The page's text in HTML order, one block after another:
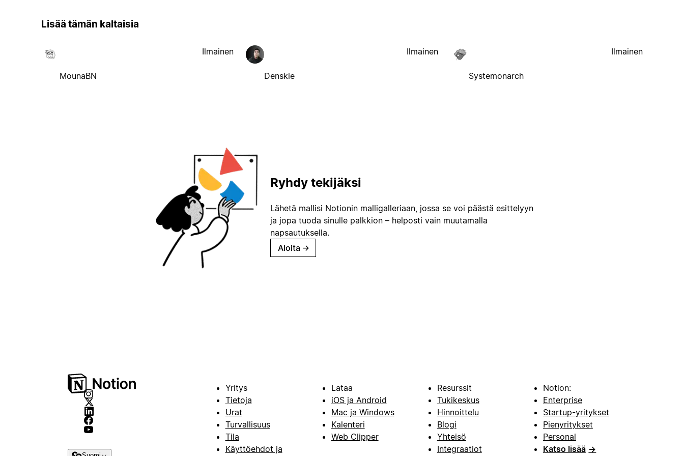
Lisää tämän kaltaisia
MounaBN
Ilmainen
Denskie
Ilmainen
Systemonarch
Ilmainen
Ryhdy tekijäksi
Lähetä mallisi Notionin malligalleriaan, jossa se voi päästä esittelyyn
ja jopa tuoda sinulle palkkion – helposti vain muutamalla
napsautuksella.
Aloita →
Yritys
Tietoja
Urat
Turvallisuus
Tila
Käyttöehdot ja
Lataa
iOS ja Android
Mac ja Windows
Kalenteri
Web Clipper
Resurssit
Tukikeskus
Hinnoittelu
Blogi
Yhteisö
Integraatiot
Notion:
Enterprise
Startup-yritykset
Pienyritykset
Personal
Katso lisää →